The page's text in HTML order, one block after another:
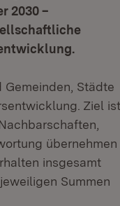
2030 –
Städte
Ziel ist
übernehmen
insgesamt
Summen